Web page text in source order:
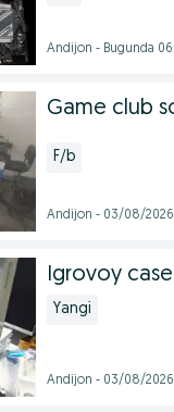
Andijon - Bugunda
Game club
F/b
Andijon - 03/08/2026
Igrovoy
Yangi
Andijon - 03/08/2026